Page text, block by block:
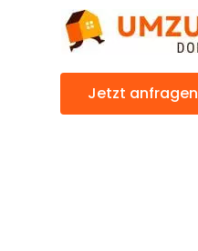
Jetzt anfragen